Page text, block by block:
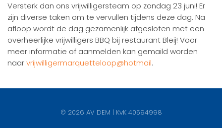
Versterk dan ons vrijwilligersteam op zondag 23 juni! Er
zijn diverse taken om te vervullen tijdens deze dag. Na
afloop wordt de dag gezamenlijk afgesloten met een
overheerlijke vrijwilligers BBQ bij restaurant Bleij! Voor
meer informatie of aanmelden kan gemaild worden
naarvrijwilligermarquetteloop@hotmail.
© 2026 AV DEM | KvK 40594998